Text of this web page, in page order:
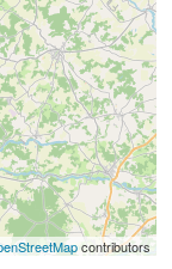
contributors